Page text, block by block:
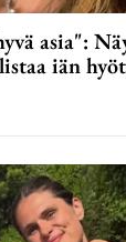
asia":
iän